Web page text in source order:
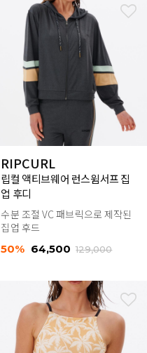
RIPCURL
립컬 액티브웨어 런스윔서프 집
업 후디
수분 조절 VC 패브릭으로 제작된
집업 후드
50% 64,500 129,000